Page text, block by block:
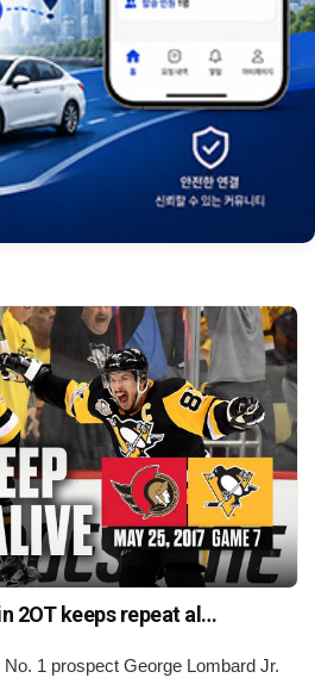
2OT keeps repeat al…
No. 1 prospect George Lombard Jr.